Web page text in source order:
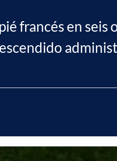
francés en seis